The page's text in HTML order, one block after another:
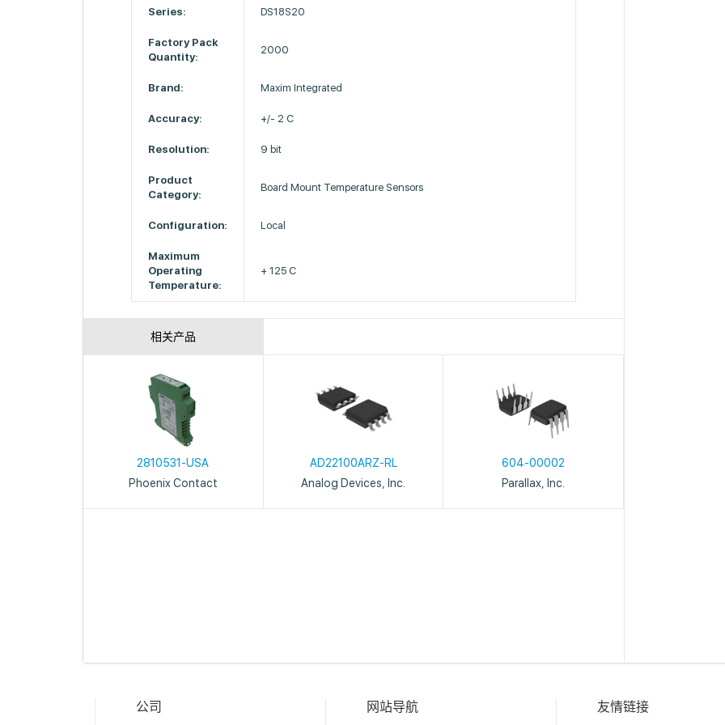
Series: DS18S20
Factory Pack
Quantity:
2000
Brand: Maxim Integrated
Accuracy: +/- 2 C
Resolution: 9 bit
Product
Category:
Board Mount Temperature Sensors
Configuration: Local
Maximum
Operating
Temperature:
+ 125 C
相关产品
2810531-USA
Phoenix Contact
AD22100ARZ-RL
Analog Devices, Inc.
604-00002
Parallax, Inc.
公司 网站导航 友情链接